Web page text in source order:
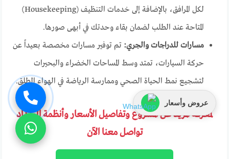
لكل المرافق، بالإضافة إلى خدمات التنظيف (Housekeeping)
المتاحة عند الطلب لضمان بقاء وحدتك في أبهى صورها.
مسارات للدراجات والجري: تم توفير مسارات مخصصة بعيداً عن
حركة السيارات، تمتد وسط المساحات الخضراء والبحيرات
لتشجيع نمط الحياة الصحي وممارسة الرياضة في الهواء الطلق.
لمعرفة المزيد عن المشروع وتفاصيل الأسعار وأنظمة السداد
تواصل معنا الآن
عروض وأسعار